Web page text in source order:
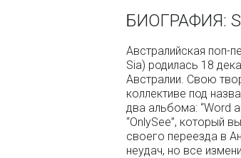
БИОГРАФИЯ:
Австралийская поп-
Sia) родилась 18
Австралии. Свою
коллективе под
два альбома: “Word
“OnlySee”, который
своего переезда в
неудач, но все